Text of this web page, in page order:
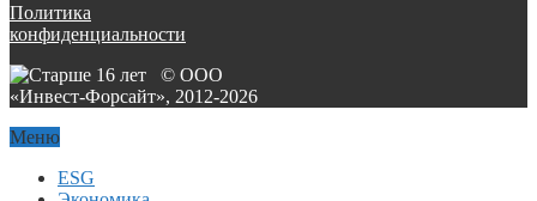
Политика
конфиденциальности
© ООО
«Инвест-Форсайт», 2012-2026
Меню
ESG